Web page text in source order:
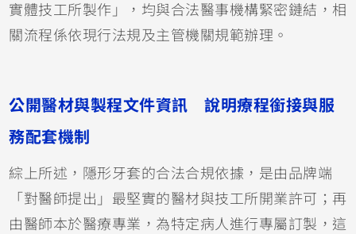
實體技工所製作」，均與合法醫事機構緊密鏈結，相
關流程係依現行法規及主管機關規範辦理。
公開醫材與製程文件資訊 說明療程銜接與服
務配套機制
綜上所述，隱形牙套的合法合規依據，是由品牌端
「對醫師提出」最堅實的醫材與技工所開業許可；再
由醫師本於醫療專業，為特定病人進行專屬訂製，這